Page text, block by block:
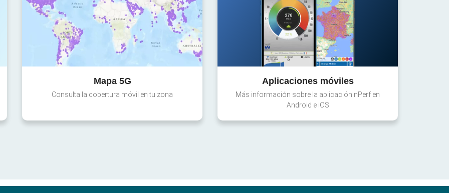
Mapa 5G
Consulta la cobertura móvil en tu zona
Aplicaciones móviles
Más información sobre la aplicación nPerf en
Android e iOS